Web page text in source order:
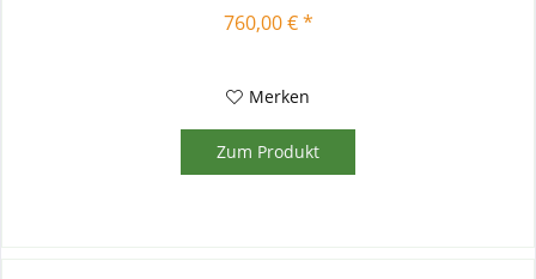
760,00 € *
Merken
Zum Produkt